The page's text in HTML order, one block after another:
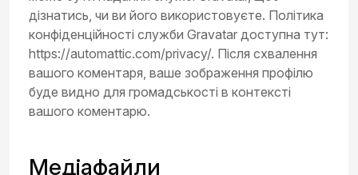
дізнатись, чи ви його використовуєте. Політика
конфіденційності служби Gravatar доступна тут:
https://automattic.com/privacy/. Після схвалення
вашого коментаря, ваше зображення профілю
буде видно для громадськості в контексті
вашого коментарю.
Медіафайли